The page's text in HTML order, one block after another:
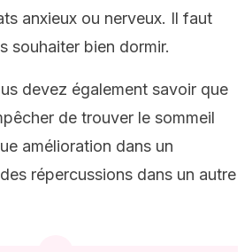
anxieux ou nerveux. Il faut
souhaiter bien dormir.
devez également savoir que
de trouver le sommeil
amélioration dans un
répercussions dans un autre